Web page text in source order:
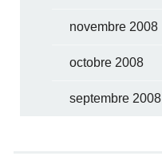
novembre 2008
octobre 2008
septembre 2008